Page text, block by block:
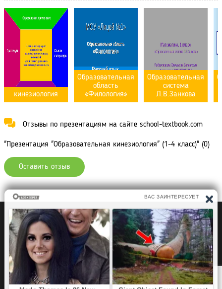
кинезиология
Образовательная
область
«Филология»
Образовательная
система
Л.В.Занкова
Отзывы по презентациям на сайте school-textbook.com
"Презентация "Образовательная кинезиология" (1-4 класс)" (0)
Оставить отзыв
SCHOOL TEXTBOOK
Политика конфиденциальности
Правообладателям
Рефераты Дипломы Курсовые работы
Читать книги
Аудиокниги
Раскраски для детей
Загадки, Игры Головоломки